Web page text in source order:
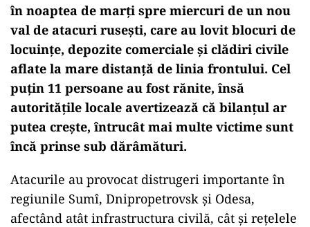
în noaptea de marți spre miercuri de un nou
val de atacuri rusești, care au lovit blocuri de
locuințe, depozite comerciale și clădiri civile
aflate la mare distanță de linia frontului. Cel
puțin 11 persoane au fost rănite, însă
autoritățile locale avertizează că bilanțul ar
putea crește, întrucât mai multe victime sunt
încă prinse sub dărâmături.
Atacurile au provocat distrugeri importante în
regiunile Sumî, Dnipropetrovsk și Odesa,
afectând atât infrastructura civilă, cât și rețelele